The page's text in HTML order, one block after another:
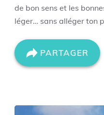
de bon sens et les
léger… sans alléger ton
PARTAGER